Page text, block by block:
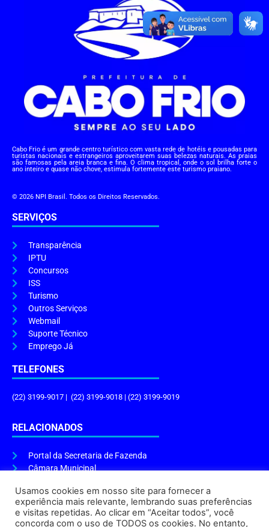
Cabo Frio é um grande centro turístico com vasta rede de hotéis e pousadas para
turistas nacionais e estrangeiros aproveitarem suas belezas naturais. As praias
são famosas pela areia branca e fina. O clima tropical, onde o sol brilha forte o
ano inteiro e quase não chove, estimula fortemente este turismo praiano.
© 2026 NPI Brasil. Todos os Direitos Reservados.
SERVIÇOS
Transparência
IPTU
Concursos
ISS
Turismo
Outros Serviços
Webmail
Suporte Técnico
Emprego Já
TELEFONES
(22) 3199-9017 | (22) 3199-9018 | (22) 3199-9019
RELACIONADOS
Portal da Secretaria de Fazenda
Câmara Municipal
ENDEREÇO E HORÁRIO
Usamos cookies em nosso site para fornecer a
experiência mais relevante, lembrando suas preferências
e visitas repetidas. Ao clicar em “Aceitar todos”, você
concorda com o uso de TODOS os cookies. No entanto,